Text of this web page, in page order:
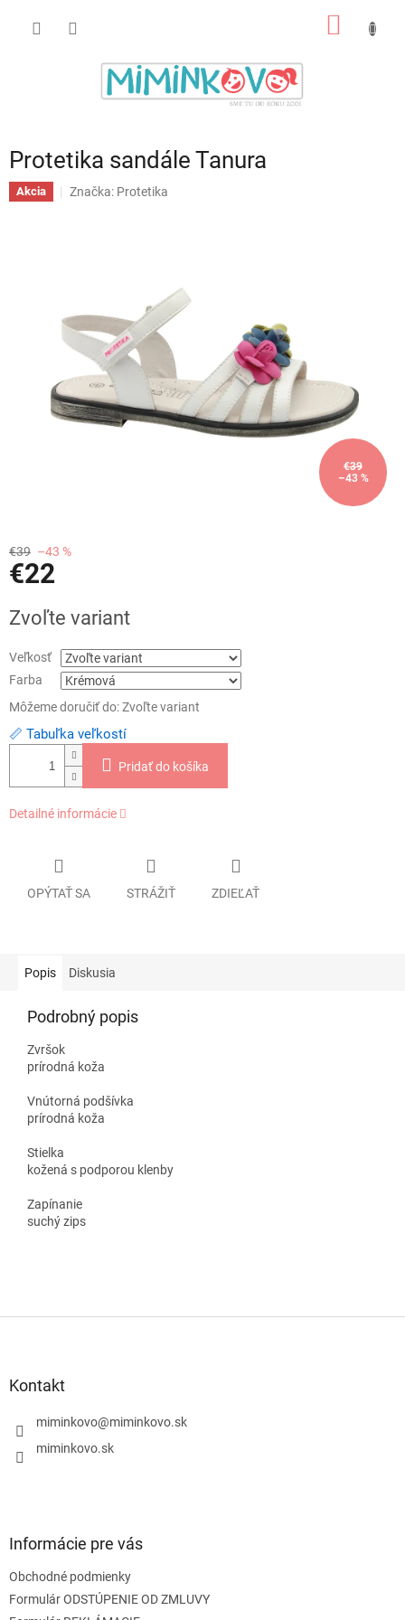
Protetika sandále Tanura
Akcia Značka: Protetika
€39
–43 %
€39 –43 %
€22
cena:
Zvoľte variant
Veľkosť
Farba
Môžeme doručiť do:Zvoľte variant
📏 Tabuľka veľkostí
Pridať do košíka
Detailné informácie
OPÝTAŤ SA STRÁŽIŤ ZDIEĽAŤ
Popis Diskusia
Podrobný popis
Zvršok
prírodná koža
Vnútorná podšívka
prírodná koža
Stielka
kožená s podporou klenby
Zapínanie
suchý zips
Kontakt
miminkovo@miminkovo.sk
miminkovo.sk
Informácie pre vás
Obchodné podmienky
Formulár ODSTÚPENIE OD ZMLUVY